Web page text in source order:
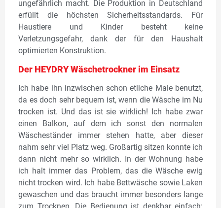
ungefährlich macht. Die Produktion in Deutschland
erfüllt die höchsten Sicherheitsstandards. Für
Haustiere und Kinder besteht keine
Verletzungsgefahr, dank der für den Haushalt
optimierten Konstruktion.
Der HEYDRY Wäschetrockner im Einsatz
Ich habe ihn inzwischen schon etliche Male benutzt,
da es doch sehr bequem ist, wenn die Wäsche im Nu
trocken ist. Und das ist sie wirklich! Ich habe zwar
einen Balkon, auf dem ich sonst den normalen
Wäscheständer immer stehen hatte, aber dieser
nahm sehr viel Platz weg. Großartig sitzen konnte ich
dann nicht mehr so wirklich. In der Wohnung habe
ich halt immer das Problem, das die Wäsche ewig
nicht trocken wird. Ich habe Bettwäsche sowie Laken
gewaschen und das braucht immer besonders lange